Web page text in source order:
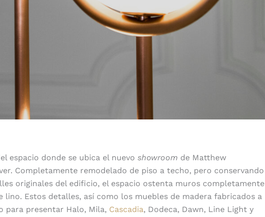
espacio donde se ubica el nuevo showroom de Matthew
Completamente remodelado de piso a techo, pero conservando
originales del edificio, el espacio ostenta muros completamente
lino. Estos detalles, así como los muebles de madera fabricados a
para presentar Halo, Mila, Cascadia, Dodeca, Dawn, Line Light y